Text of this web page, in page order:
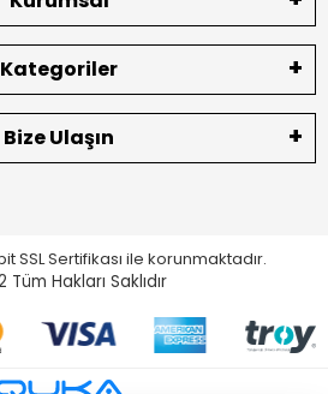
Kategoriler
Bize Ulaşın
SSL Sertifikası ile korunmaktadır.
Tüm Hakları Saklıdır